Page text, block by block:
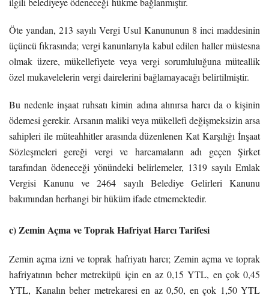
Öte yandan, 213 sayılı Vergi Usul Kanununun 8 inci maddesinin
üçüncü fıkrasında; vergi kanunlarıyla kabul edilen haller müstesna
olmak üzere, mükellefiyete veya vergi sorumluluğuna müteallik
özel mukavelelerin vergi dairelerini bağlamayacağı belirtilmiştir.
Bu nedenle inşaat ruhsatı kimin adına alınırsa harcı da o kişinin
ödemesi gerekir. Arsanın maliki veya mükellefi değişmeksizin arsa
sahipleri ile müteahhitler arasında düzenlenen Kat Karşılığı İnşaat
Sözleşmeleri gereği vergi ve harcamaların adı geçen Şirket
tarafından ödeneceği yönündeki belirlemeler, 1319 sayılı Emlak
Vergisi Kanunu ve 2464 sayılı Belediye Gelirleri Kanunu
bakımından herhangi bir hüküm ifade etmemektedir.
c) Zemin Açma ve Toprak Hafriyat Harcı Tarifesi
Zemin açma izni ve toprak hafriyatı harcı; Zemin açma ve toprak
hafriyatının beher metreküpü için en az 0,15 YTL, en çok 0,45
YTL, Kanalın beher metrekaresi en az 0,50, en çok 1,50 YTL